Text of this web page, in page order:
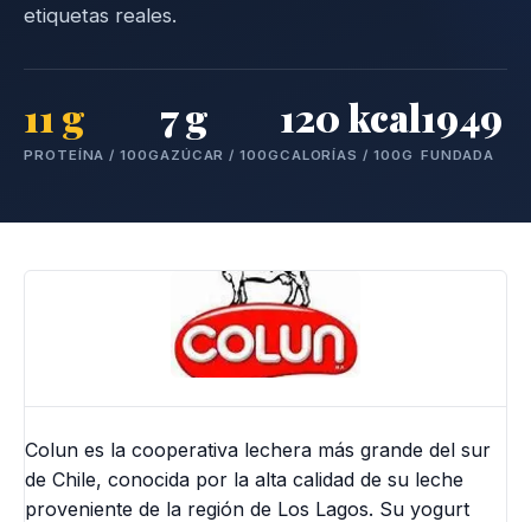
etiquetas reales.
11 g
PROTEÍNA / 100G
7 g
AZÚCAR / 100G
120 kcal
CALORÍAS / 100G
1949
FUNDADA
Colun es la cooperativa lechera más grande del sur
de Chile, conocida por la alta calidad de su leche
proveniente de la región de Los Lagos. Su yogurt